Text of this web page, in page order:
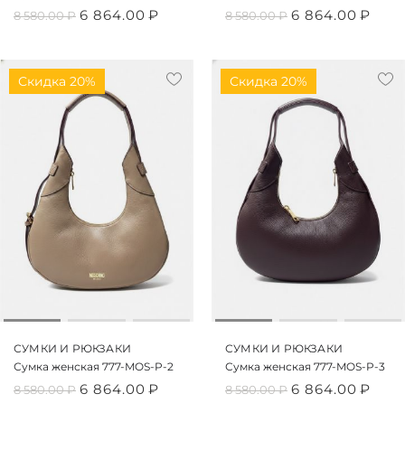
8 580.00₽ 6 864.00 ₽ 8 580.00₽ 6 864.00 ₽
Скидка 20%
СУМКИ И РЮКЗАКИ
Сумка женская 777-MOS-P-2
8 580.00₽ 6 864.00 ₽
Скидка 20%
СУМКИ И РЮКЗАКИ
Сумка женская 777-MOS-P-3
8 580.00₽ 6 864.00 ₽